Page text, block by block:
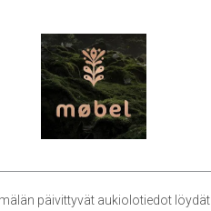
päivittyvät aukiolotiedot löydät